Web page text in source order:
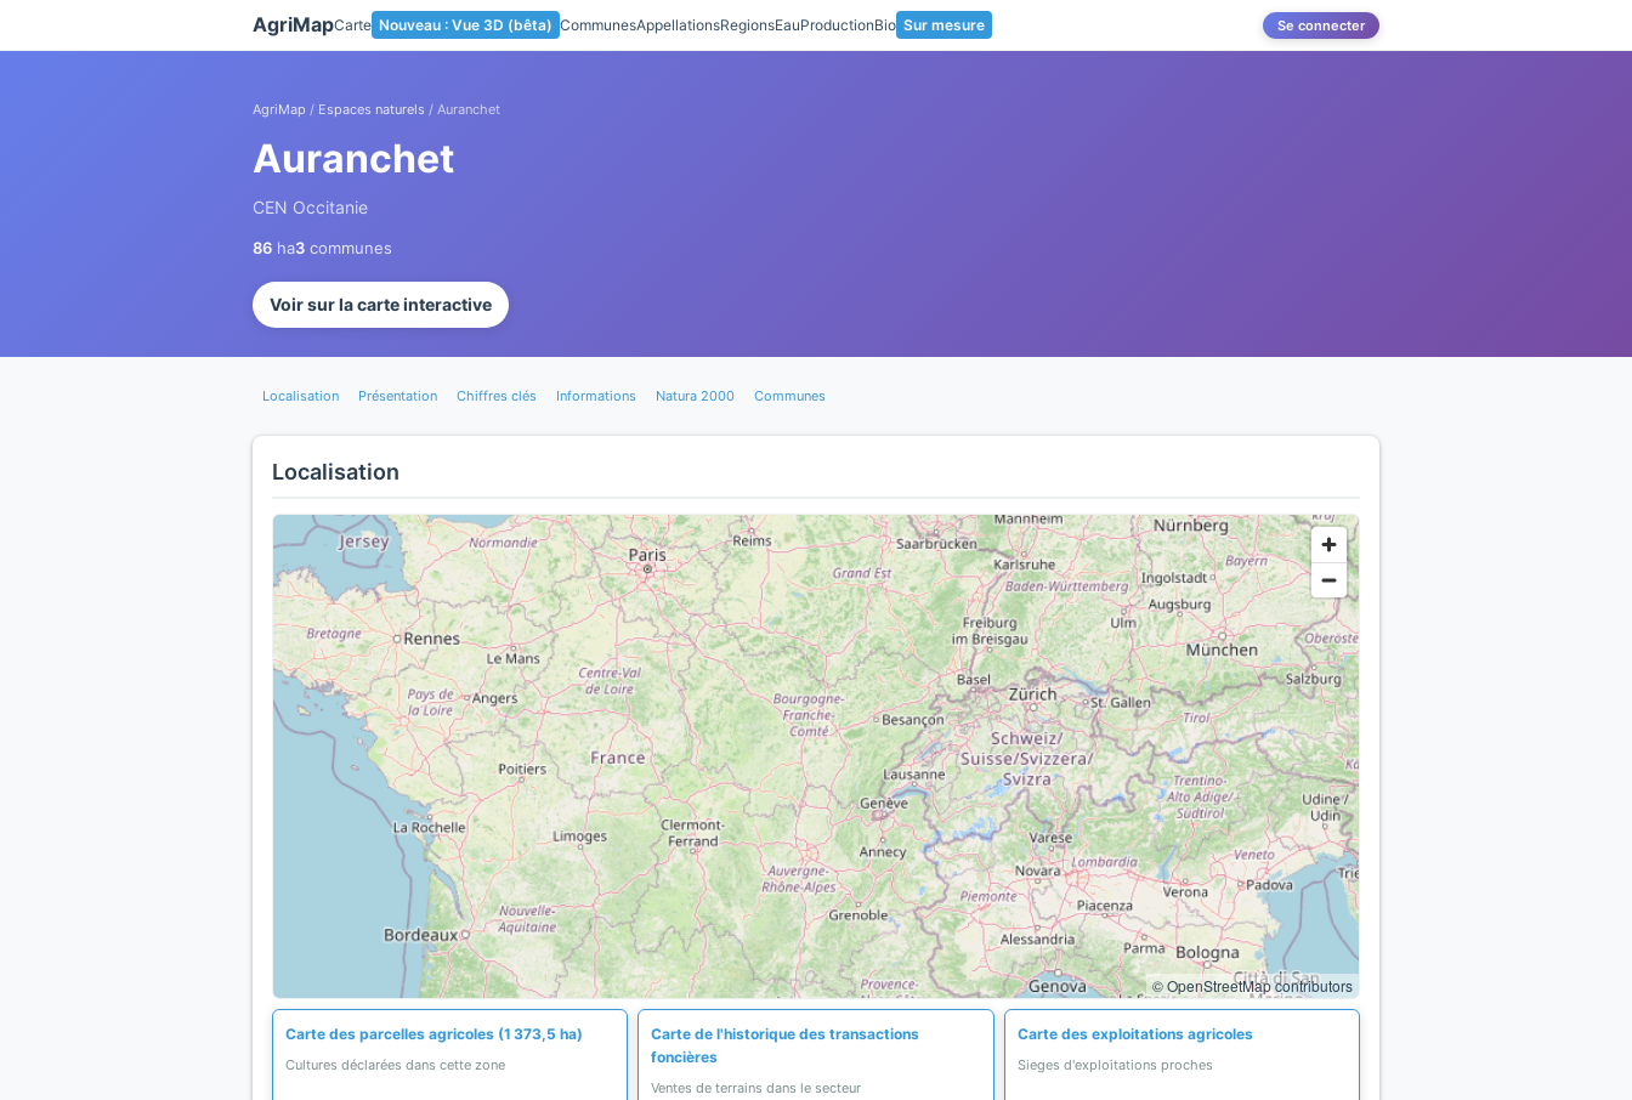
AgriMapCarte Nouveau : Vue 3D (bêta) CommunesAppellationsRegionsEauProductionBio Sur mesure Se connecter
AgriMap / Espaces naturels / Auranchet
Auranchet
CEN Occitanie
86 ha3 communes
Voir sur la carte interactive
Localisation Présentation Chiffres clés Informations Natura 2000 Communes
Localisation
© OpenStreetMap contributors
Carte des parcelles agricoles (1 373,5 ha)
Cultures déclarées dans cette zone
Carte de l'historique des transactions
foncières
Ventes de terrains dans le secteur
Carte des exploitations agricoles
Sieges d'exploitations proches
Panneau de gestion des cookies